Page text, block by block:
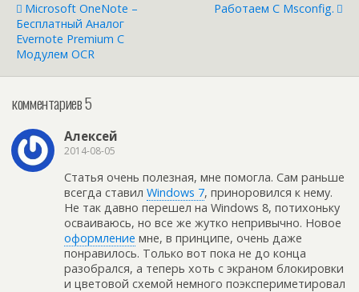
Microsoft OneNote –
Бесплатный Аналог
Evernote Premium С
Модулем OCR
Работаем С Msconfig.
комментариев 5
Алексей
2014-08-05
Статья очень полезная, мне помогла. Сам раньше
всегда ставил Windows 7, приноровился к нему.
Не так давно перешел на Windows 8, потихоньку
осваиваюсь, но все же жутко непривычно. Новое
оформление мне, в принципе, очень даже
понравилось. Только вот пока не до конца
разобрался, а теперь хоть с экраном блокировки
и цветовой схемой немного поэкспериметировал